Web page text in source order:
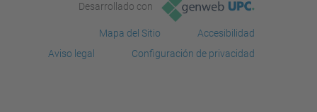
Desarrollado con
Mapa del Sitio
Accesibilidad
Aviso legal
Configuración de privacidad